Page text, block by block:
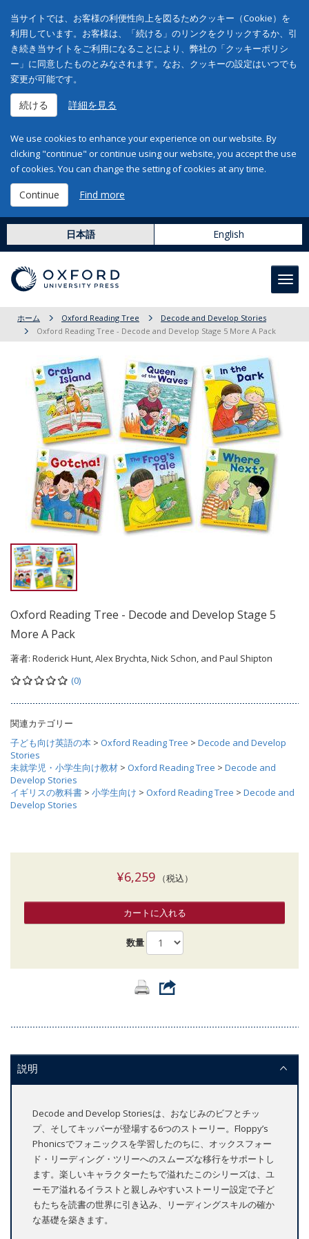
当サイトでは、お客様の利便性向上を図るためクッキー（Cookie）を
利用しています。お客様は、「続ける」のリンクをクリックするか、引
き続き当サイトをご利用になることにより、弊社の「クッキーポリシ
ー」に同意したものとみなされます。なお、クッキーの設定はいつでも
変更が可能です。
続ける 詳細を見る
We use cookies to enhance your experience on our website. By
clicking "continue" or continue using our website, you accept the use
of cookies. You can change the setting of cookies at any time.
Continue Find more
日本語 English
ホーム Oxford Reading Tree
Decode and Develop Stories
Oxford Reading Tree - Decode and Develop Stage 5 More A Pack
Oxford Reading Tree - Decode and Develop Stage 5
More A Pack
著者: Roderick Hunt, Alex Brychta, Nick Schon, and Paul Shipton
(0)
関連カテゴリー
子ども向け英語の本 > Oxford Reading Tree > Decode and Develop
Stories
未就学児・小学生向け教材 > Oxford Reading Tree > Decode and
Develop Stories
イギリスの教科書 > 小学生向け > Oxford Reading Tree > Decode and
Develop Stories
¥6,259（税込）
カートに入れる
数量
説明
Decode and Develop Storiesは、おなじみのビフとチッ
プ、そしてキッパーが登場する6つのストーリー。Floppy’s
Phonicsでフォニックスを学習したのちに、オックスフォー
ド・リーディング・ツリーへのスムーズな移行をサポートし
ます。楽しいキャラクターたちで溢れたこのシリーズは、ユ
ーモア溢れるイラストと親しみやすいストーリー設定で子ど
もたちを読書の世界に引き込み、リーディングスキルの確か
な基礎を築きます。